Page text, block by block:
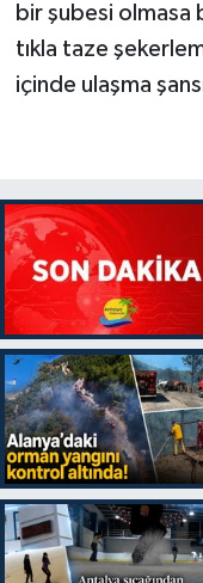
bir şubesi
tıkla taze
içinde ulaşma